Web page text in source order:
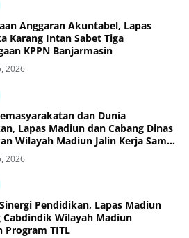
Anggaran Akuntabel, Lapas
Karang Intan Sabet Tiga
KPPN Banjarmasin
2026
dan Dunia
Lapas Madiun dan Cabang Dinas
Wilayah Madiun Jalin Kerja Sama
Vokasi Teknik Instalasi Tenaga
Warga Binaan
2026
Pendidikan, Lapas Madiun
Cabdindik Wilayah Madiun
Program TITL